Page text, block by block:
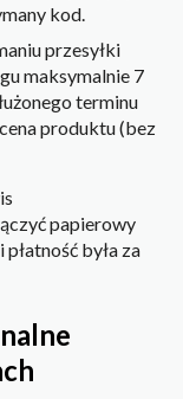
kod.
przesyłki
maksymalnie 7
terminu
produktu (bez
papierowy
była za